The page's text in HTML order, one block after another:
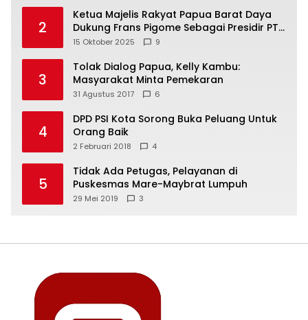
2
Ketua Majelis Rakyat Papua Barat Daya
Dukung Frans Pigome Sebagai Presidir PT
Freeport Indonesia
15 Oktober 2025 9
3
Tolak Dialog Papua, Kelly Kambu:
Masyarakat Minta Pemekaran
31 Agustus 2017 6
4
DPD PSI Kota Sorong Buka Peluang Untuk
Orang Baik
2 Februari 2018 4
5
Tidak Ada Petugas, Pelayanan di
Puskesmas Mare-Maybrat Lumpuh
29 Mei 2019 3